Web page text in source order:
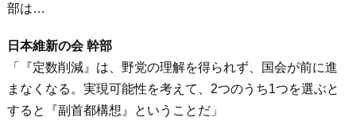
部は…
日本維新の会 幹部
「『定数削減』は、野党の理解を得られず、国会が前に進
まなくなる。実現可能性を考えて、2つのうち1つを選ぶと
すると『副首都構想』ということだ」